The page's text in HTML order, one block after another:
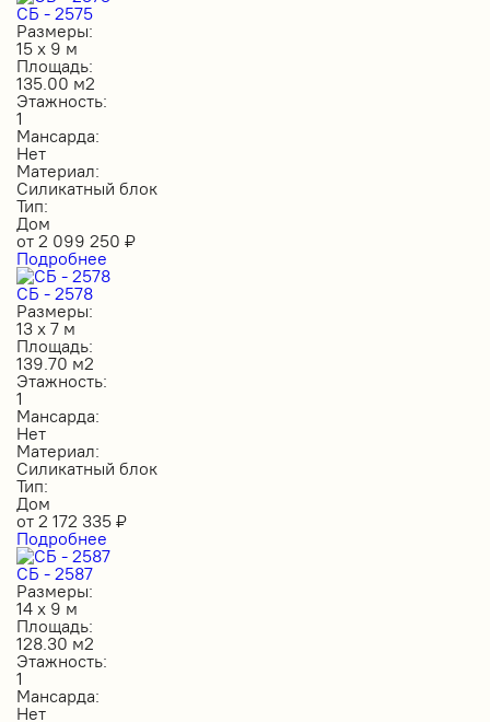
СБ - 2575
Размеры:
15 х 9 м
Площадь:
135.00 м2
Этажность:
1
Мансарда:
Нет
Материал:
Силикатный блок
Тип:
Дом
от 2 099 250 ₽
Подробнее
СБ - 2578
Размеры:
13 х 7 м
Площадь:
139.70 м2
Этажность:
1
Мансарда:
Нет
Материал:
Силикатный блок
Тип:
Дом
от 2 172 335 ₽
Подробнее
СБ - 2587
Размеры:
14 х 9 м
Площадь:
128.30 м2
Этажность:
1
Мансарда:
Нет